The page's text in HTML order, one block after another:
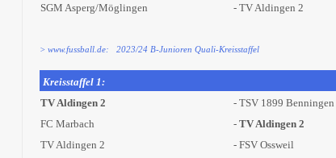
SGM Asperg/Möglingen
- TV Aldingen 2
> www.fussball.de: 2023/24 B-Junioren Quali-Kreisstaffel
Kreisstaffel 1:
TV Aldingen 2
- TSV 1899 Benningen
FC Marbach
- TV Aldingen 2
TV Aldingen 2
- FSV Ossweil